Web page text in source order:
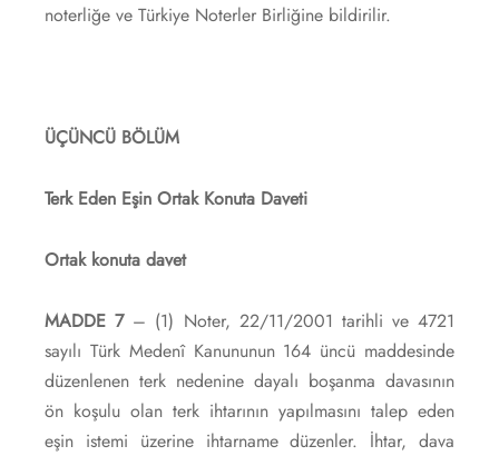
noterliğe ve Türkiye Noterler Birliğine bildirilir.
ÜÇÜNCÜ BÖLÜM
Terk Eden Eşin Ortak Konuta Daveti
Ortak konuta davet
MADDE 7– (1) Noter, 22/11/2001 tarihli ve 4721
sayılı Türk Medenî Kanununun 164 üncü maddesinde
düzenlenen terk nedenine dayalı boşanma davasının
ön koşulu olan terk ihtarının yapılmasını talep eden
eşin istemi üzerine ihtarname düzenler. İhtar, dava